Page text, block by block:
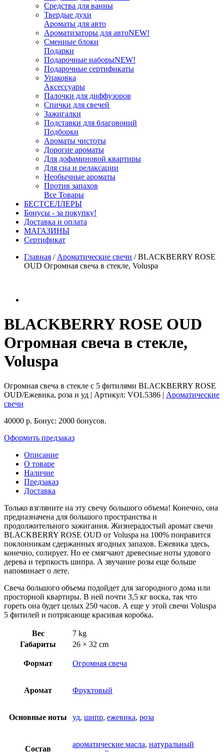
Средства для ванны
Твердые духи
Ароматы для авто
Ароматизаторы для автоNEW!
Сменные блоки
Подарки
Подарочные наборыNEW!
Подарочные сертификаты
Упаковка
Аксессуары
Палочки для диффузоров
Спички для свечей
Зажигалки
Подставки для благовоний
Подборки
Ароматы чистоты
Дорогие ароматы
Для дофаминовой квартиры
Для сна и релаксации
Необычные ароматы
Против запахов
Все Товары
БЕСТСЕЛЛЕРЫ
Бонусы - за покупку!
Доставка и оплата
МАГАЗИНЫ
Cертификат
Главная / Ароматические свечи /BLACKBERRY ROSE
OUD Огромная свеча в стекле, Voluspa
BLACKBERRY ROSE OUD
Огромная свеча в стекле,
Voluspa
Огромная свеча в стекле c 5 фитилями BLACKBERRY ROSE
OUD/Ежевика, роза и уд | Артикул: VOL5386 | Ароматические
свечи
40000 р. Бонус: 2000 бонусов.
Оформить предзаказ
Описание
О товаре
Наличие
Предзаказ
Доставка
Только взгляните на эту свечу большого объема! Конечно, она
предназначена для большого пространства и
продолжительного зажигания. Жизнерадостый аромат свечи
BLACKBERRY ROSE OUD от Voluspa на 100% понравится
поклонникам сдержанных ягодных запахов. Ежевика здесь,
конечно, солирует. Но ее смягчают древесные ноты удового
дерева и терпкость шипра. А звучание розы еще больше
напоминает о лете.
Свеча большого объема подойдет для загородного дома или
просторной квартиры. В ней почти 3,5 кг воска, так что
гореть она будет целых 250 часов. А еще у этой свечи Voluspa
5 фитилей и потрясающе красивая коробка.
Вес
7 kg
Габариты
26 × 32 cm
Формат Огромная свеча
Аромат Фруктовый
Основные ноты уд, шипр, ежевика, роза
Состав
ароматические масла, натуральный